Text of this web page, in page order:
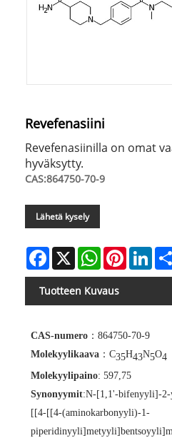
Revefenasiini
Revefenasiinilla on omat
hyväksytty.
CAS:864750-70-9
Lähetä kysely
Facebook
X WhatsAppPinterest
Tuotteen Kuvaus
CAS-numero：864750-70-9
Molekyylikaava：C35H43N5O4
Molekyylipaino: 597,75
Synonyymit:N-[1,1'-bifenyyli]-
[[4-[[4-(aminokarbonyyli)-1-